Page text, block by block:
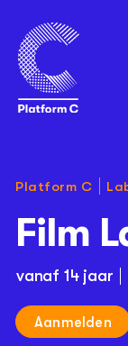
Platform C
Film
vanaf 14 jaar
Aanmelden